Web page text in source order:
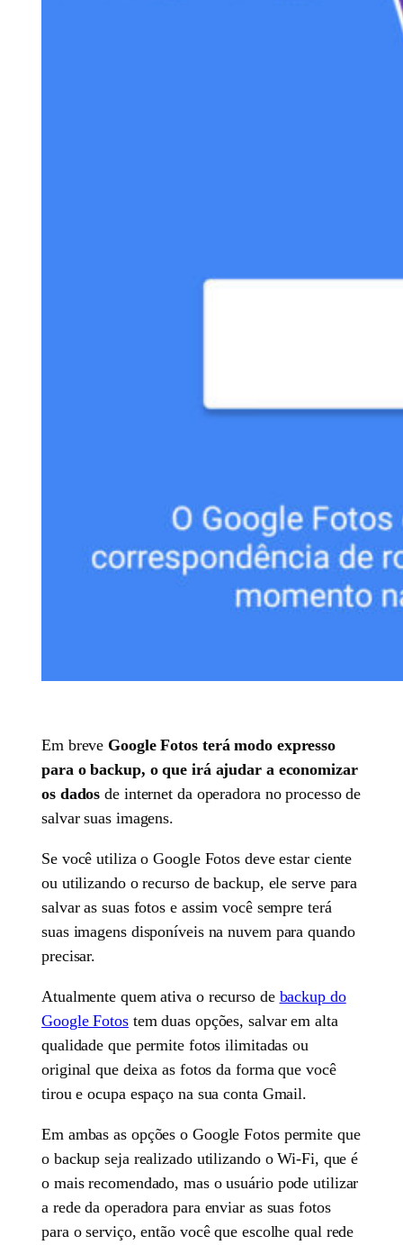
Em breve Google Fotos terá modo expresso
para o backup, o que irá ajudar a economizar
os dados de internet da operadora no processo de
salvar suas imagens.
Se você utiliza o Google Fotos deve estar ciente
ou utilizando o recurso de backup, ele serve para
salvar as suas fotos e assim você sempre terá
suas imagens disponíveis na nuvem para quando
precisar.
Atualmente quem ativa o recurso de backup do
Google Fotostem duas opções, salvar em alta
qualidade que permite fotos ilimitadas ou
original que deixa as fotos da forma que você
tirou e ocupa espaço na sua conta Gmail.
Em ambas as opções o Google Fotos permite que
o backup seja realizado utilizando o Wi-Fi, que é
o mais recomendado, mas o usuário pode utilizar
a rede da operadora para enviar as suas fotos
para o serviço, então você que escolhe qual rede